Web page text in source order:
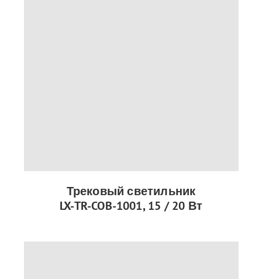
Трековый светильник
LX-TR-COB-1001, 15 / 20 Вт